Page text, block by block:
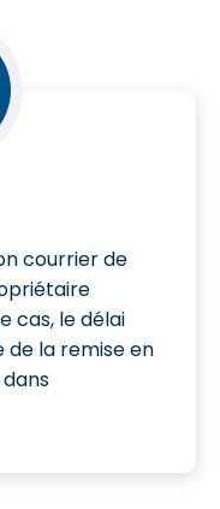
courrier de
cas, le délai
la remise en